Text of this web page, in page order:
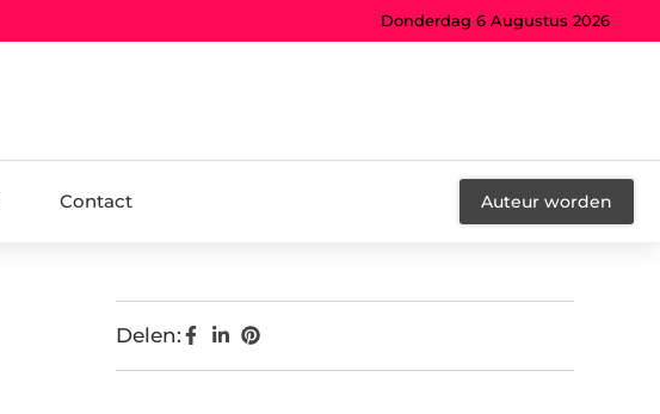
Donderdag 6 Augustus 2026
Contact Auteur worden
Delen: